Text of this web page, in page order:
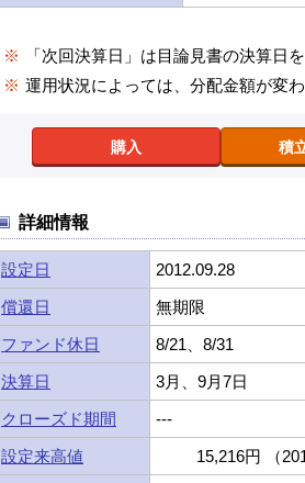
※
「次回決算日」は目論見書の決算日
※ 運用状況によっては、分配金額が変
購入 積
詳細情報
設定日
2012.09.28
償還日
無期限
ファンド休日
8/21、8/31
決算日
3月、9月7日
クローズド期間
---
設定来高値
15,216円 （